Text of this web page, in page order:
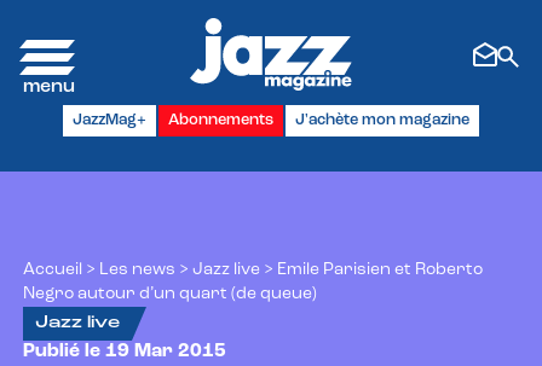
JazzMag+ Abonnements J'achète mon magazine
Accueil > Les news > Jazz live > Emile Parisien et Roberto
Negro autour d’un quart (de queue)
Jazz live
Publié le 19 Mar 2015